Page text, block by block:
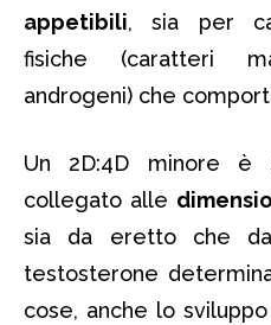
appetibili, sia per
fisiche (caratteri
androgeni) che
Un 2D:4D minore è
collegato alle
sia da eretto che
testosterone
cose, anche lo